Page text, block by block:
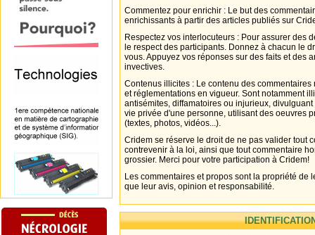
Commentez pour enrichir : Le but des
enrichissants à partir des articles publiés sur
Respectez vos interlocuteurs : Pour assurer des
le respect des participants. Donnez à chacun le
vous. Appuyez vos réponses sur des faits et des
invectives.
Contenus illicites : Le contenu des
et réglementations en vigueur. Sont notamment
antisémites, diffamatoires ou injurieux,
vie privée d'une personne, utilisant des oeuvres
(textes, photos, vidéos...).
Cridem se réserve le droit de ne pas valider tout
contrevenir à la loi, ainsi que tout commentaire
grossier. Merci pour votre participation à Cridem!
Les commentaires et propos sont la propriété de
que leur avis, opinion et responsabilité.